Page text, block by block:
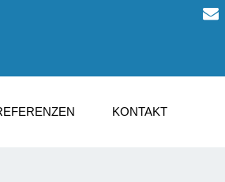
KONTAKT